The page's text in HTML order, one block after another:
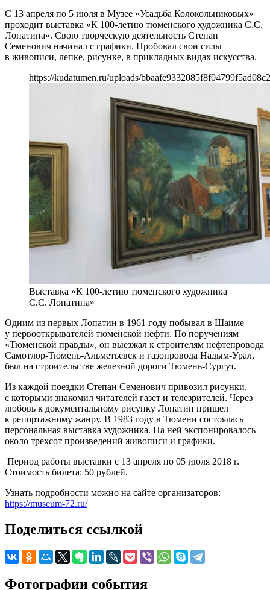
С 13 апреля по 5 июля в Музее «Усадьба Колокольниковых»
проходит выставка «К 100-летию тюменского художника С.С.
Лопатина». Свою творческую деятельность Степан
Семенович начинал с графики. Пробовал свои силы
в живописи, лепке, рисунке, в прикладных видах искусства.
https://kudatumen.ru/uploads/
Выставка «К 100-летию тюменского художника
С.С. Лопатина»
Одним из первых Лопатин в 1961 году побывал в Шаиме
у первооткрывателей тюменской нефти. По поручениям
«Тюменской правды», он выезжал к строителям нефтепровода
Самотлор-Тюмень-Альметьевск и газопровода Надым-Урал,
был на строительстве железной дороги Тюмень-Сургут.
Из каждой поездки Степан Семенович привозил рисунки,
с которыми знакомил читателей газет и телезрителей. Через
любовь к документальному рисунку Лопатин пришел
к репортажному жанру. В 1983 году в Тюмени состоялась
персональная выставка художника. На ней экспонировалось
около трехсот произведений живописи и графики.
Период работы выставки с 13 апреля по 05 июля 2018 г.
Стоимость билета: 50 рублей.
Узнать подробности можно на сайте организаторов:
https://museum-72.ru/
Поделиться ссылкой
Фотографии события